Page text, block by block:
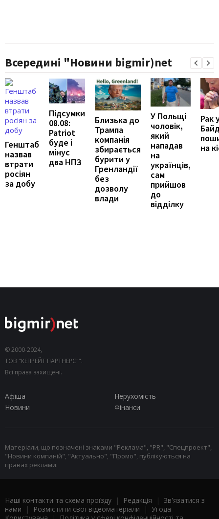
Всередині "Новини bigmir)net
Генштаб
назвав
втрати
росіян
за добу
Підсумки
08.08:
Patriot
буде і
мінус
два НПЗ
Близька до
Трампа
компанія
збирається
бурити у
Гренландії
без
дозволу
влади
У Польщі
чоловік,
який
нападав
на
українців,
сам
прийшов
до
відділку
Рак
на
© 2000-2024,
ТОВ "КЕПРЕЙТ ПАРТНЕРС"".
Всі права захищені.
Афіша
Нерухомість
Новини
Фінанси
Матеріали, що позначені знаками "Реклама", "PR", "Спецпроект",
"Новини компаній", "Актуально", "Промо", публікуються на
правах реклами.
Наші контакти та схема проїзду | Редакція | Зв'язатися з
нами | Розмістити свої відеоматеріали | Угода